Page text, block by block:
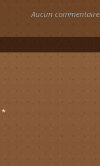
Aucun commentaire
*